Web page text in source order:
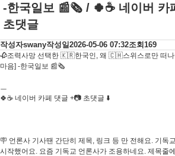
-한국일보 📰🗞 / 🍀☕ 네이버 카
초댓글
작성자swany작성일 2026-05-06 07:32조회 169
🥀조력사망 선택한 🇰🇷한국인, 왜 🇨🇭스위스로만 떠나
마음] -한국일보 📰🗞
ㅡ
🍀☕ 네이버 카페 댓글 +📷 초댓글 ⬇️
🪧 언론사 기사땐 간단히 제목, 링크 등 만 전해요. 기독
시작했어요. 요즘 기독교 언론사가 조용하네요. 제목줄